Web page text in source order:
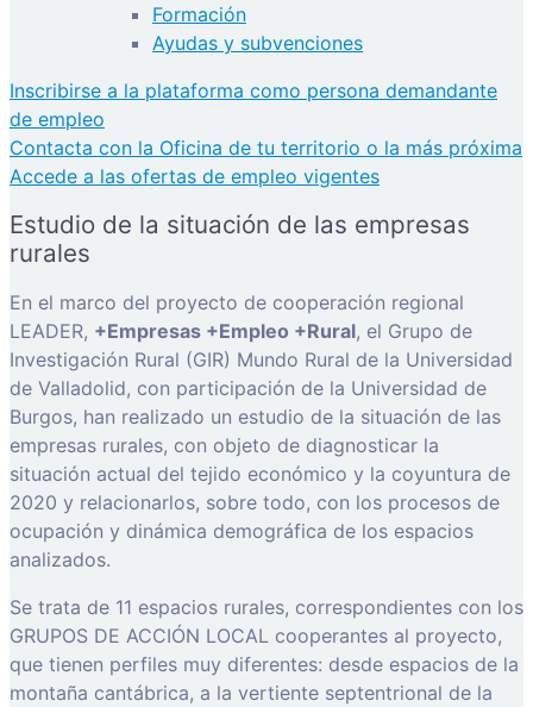
Formación
Ayudas y subvenciones
Inscribirse a la plataforma como persona demandante
de empleo
Contacta con la Oficina de tu territorio o la más próxima
Accede a las ofertas de empleo vigentes
Estudio de la situación de las empresas
rurales
En el marco del proyecto de cooperación regional
LEADER, +Empresas +Empleo +Rural, el Grupo de
Investigación Rural (GIR) Mundo Rural de la Universidad
de Valladolid, con participación de la Universidad de
Burgos, han realizado un estudio de la situación de las
empresas rurales, con objeto de diagnosticar la
situación actual del tejido económico y la coyuntura de
2020 y relacionarlos, sobre todo, con los procesos de
ocupación y dinámica demográfica de los espacios
analizados.
Se trata de 11 espacios rurales, correspondientes con los
GRUPOS DE ACCIÓN LOCAL cooperantes al proyecto,
que tienen perfiles muy diferentes: desde espacios de la
montaña cantábrica, a la vertiente septentrional de la